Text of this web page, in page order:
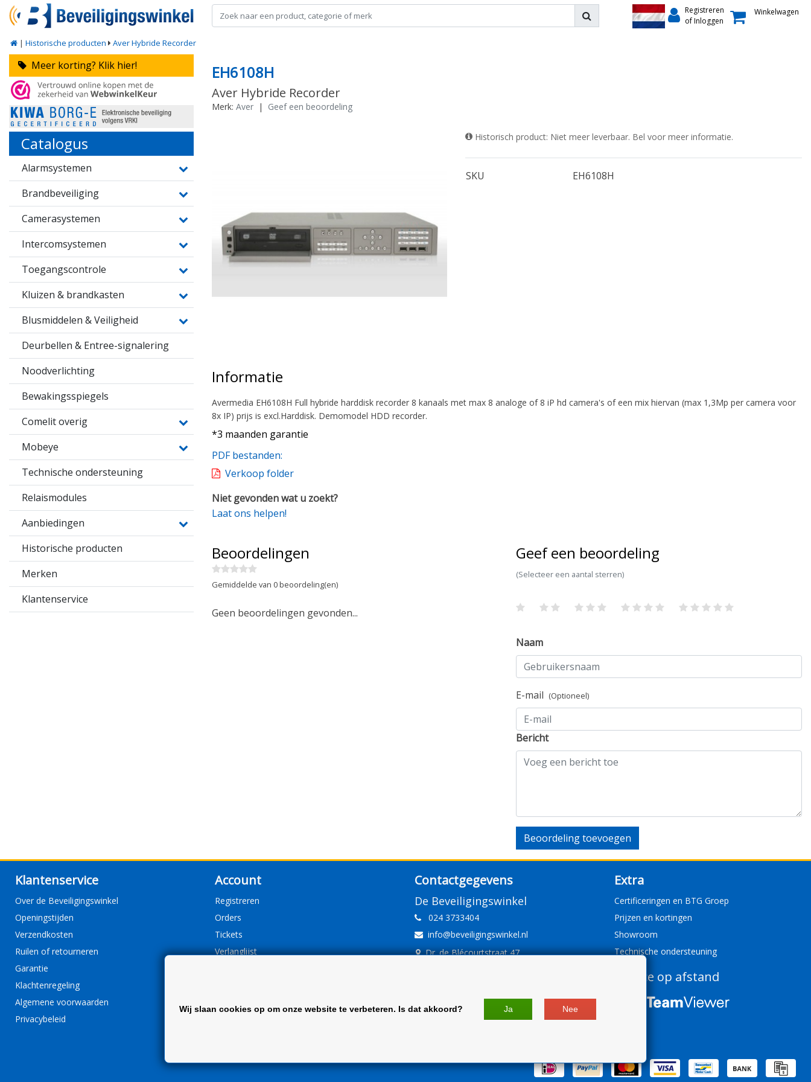
Registreren
of Inloggen
Winkelwagen
| Historische producten Aver Hybride Recorder
Meer korting? Klik hier!
Catalogus
Alarmsystemen
Brandbeveiliging
Camerasystemen
Intercomsystemen
Toegangscontrole
Kluizen & brandkasten
Blusmiddelen & Veiligheid
Deurbellen & Entree-signalering
Noodverlichting
Bewakingsspiegels
Comelit overig
Mobeye
Technische ondersteuning
Relaismodules
Aanbiedingen
Historische producten
Merken
Klantenservice
EH6108H
Aver Hybride Recorder
Merk: Aver | Geef een beoordeling
Historisch product: Niet meer leverbaar. Bel voor meer informatie.
SKU EH6108H
Informatie
Avermedia EH6108H Full hybride harddisk recorder 8 kanaals met max 8 analoge of 8 iP hd camera's of een mix hiervan (max 1,3Mp per camera voor
8x IP) prijs is excl.Harddisk. Demomodel HDD recorder.
*3 maanden garantie
PDF bestanden:
Verkoop folder
Niet gevonden wat u zoekt?
Laat ons helpen!
Beoordelingen
Gemiddelde van 0 beoordeling(en)
Geen beoordelingen gevonden...
Geef een beoordeling
(Selecteer een aantal sterren)
Naam
E-mail (Optioneel)
Bericht
Beoordeling toevoegen
Klantenservice
Over de Beveiligingswinkel
Openingstijden
Verzendkosten
Ruilen of retourneren
Garantie
Klachtenregeling
Algemene voorwaarden
Privacybeleid
Account
Registreren
Orders
Tickets
Verlanglijst
Contactgegevens
De Beveiligingswinkel
024 3733404
info@beveiligingswinkel.nl
Dr. de Blécourtstraat 47
BTW: NL 81.60.68.707.B01
Extra
Certificeringen en BTG Groep
Prijzen en kortingen
Showroom
Technische ondersteuning
Service op afstand
Wij slaan cookies op om onze website te verbeteren. Is dat akkoord? Ja Nee